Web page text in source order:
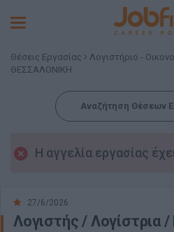
Toggle
Θέσεις Εργασίας Λογιστήριο -
ΘΕΣΣΑΛΟΝΙΚΗ
Αναζήτηση Θέσεων
Η αγγελία εργασίας
27/6/2026
Λογιστής / Λογίστρια